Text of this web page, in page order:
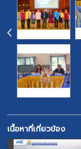
เนื้อหาที่เกี่ยวข้อง